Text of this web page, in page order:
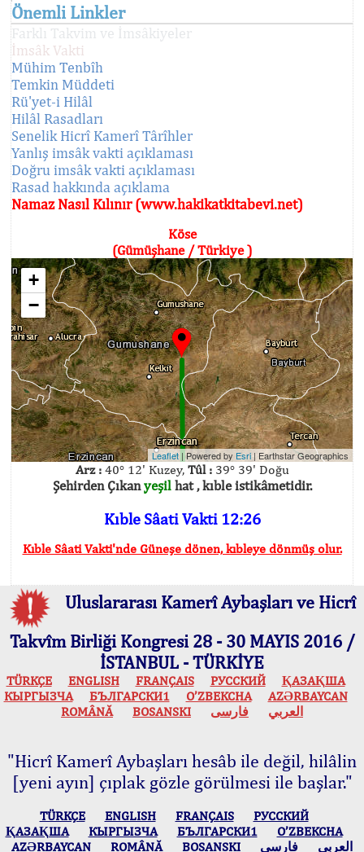
Önemli Linkler
Farklı Takvim ve İmsâkiyeler
İmsâk Vakti
Mühim Tenbîh
Temkin Müddeti
Rü'yet-i Hilâl
Hilâl Rasadları
Senelik Hicrî Kamerî Târîhler
Yanlış imsâk vakti açıklaması
Doğru imsâk vakti açıklaması
Rasad hakkında açıklama
Namaz Nasıl Kılınır (www.hakikatkitabevi.net)
Köse
(Gümüşhane / Türkiye )
+
−
Leaflet | Powered by Esri | Earthstar Geographics
Arz :40° 12' Kuzey, Tûl :39° 39' Doğu
Şehirden Çıkanyeşilhat , kıble istikâmetidir.
Kıble Sâati Vakti 12:26
Kıble Sâati Vakti'nde Güneşe dönen, kıbleye dönmüş olur.
Uluslararası Kamerî Aybaşları ve Hicrî
Takvîm Birliği Kongresi 28 - 30 MAYIS 2016 /
İSTANBUL - TÜRKİYE
TÜRKÇE ENGLISH FRANÇAIS РУССКИЙ
ҚАЗАҚША
КЫPГЫЗЧA
БЪЛГАРСКИ1 O’ZBEKCHA
AZӘRBAYCAN
ROMÂNĂ
BOSANSKI العربي فارسی
"Hicrî Kamerî Aybaşları hesâb ile değil, hilâlin
[yeni ayın] çıplak gözle görülmesi ile başlar."
TÜRKÇE ENGLISH FRANÇAIS
РУССКИЙ
ҚАЗАҚША
КЫPГЫЗЧA БЪЛГАРСКИ1
O’ZBEKCHA
AZӘRBAYCAN
ROMÂNĂ BOSANSKI العربي فارسی